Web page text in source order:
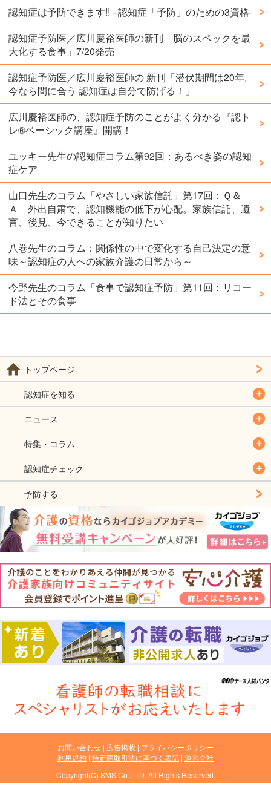
認知症は予防できます!! –認知症「予防」のための3資格-
認知症予防医／広川慶裕医師の新刊「脳のスペックを最
大化する食事」7/20発売
認知症予防医／広川慶裕医師の 新刊「潜伏期間は20年。
今なら間に合う 認知症は自分で防げる！」
広川慶裕医師の、認知症予防のことがよく分かる『認ト
レ®️ベーシック講座』開講！
ユッキー先生の認知症コラム第92回：あるべき姿の認知
症ケア
山口先生のコラム「やさしい家族信託」第17回：Ｑ＆
Ａ 外出自粛で、認知機能の低下が心配。家族信託、遺
言、後見、今できることが知りたい
八巻先生のコラム：関係性の中で変化する自己決定の意
味～認知症の人への家族介護の日常から～
今野先生のコラム「食事で認知症予防」第11回：リコー
ド法とその食事
トップページ
認知症を知る
ニュース
特集・コラム
認知症チェック
予防する
お問い合わせ 広告掲載 プライバシーポリシー
利用規約 特定商取引法に基づく表記 運営会社
Copyright(C) SMS Co.,LTD. All Rights Reserved.